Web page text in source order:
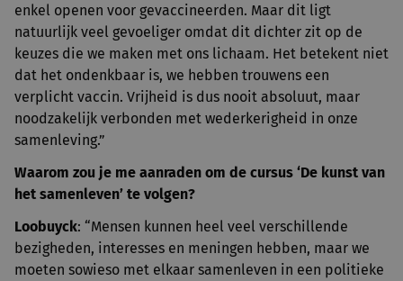
enkel openen voor gevaccineerden. Maar dit ligt
natuurlijk veel gevoeliger omdat dit dichter zit op de
keuzes die we maken met ons lichaam. Het betekent niet
dat het ondenkbaar is, we hebben trouwens een
verplicht vaccin. Vrijheid is dus nooit absoluut, maar
noodzakelijk verbonden met wederkerigheid in onze
samenleving.”
Waarom zou je me aanraden om de cursus ‘De kunst van
het samenleven’ te volgen?
Loobuyck: “Mensen kunnen heel veel verschillende
bezigheden, interesses en meningen hebben, maar we
moeten sowieso met elkaar samenleven in een politieke